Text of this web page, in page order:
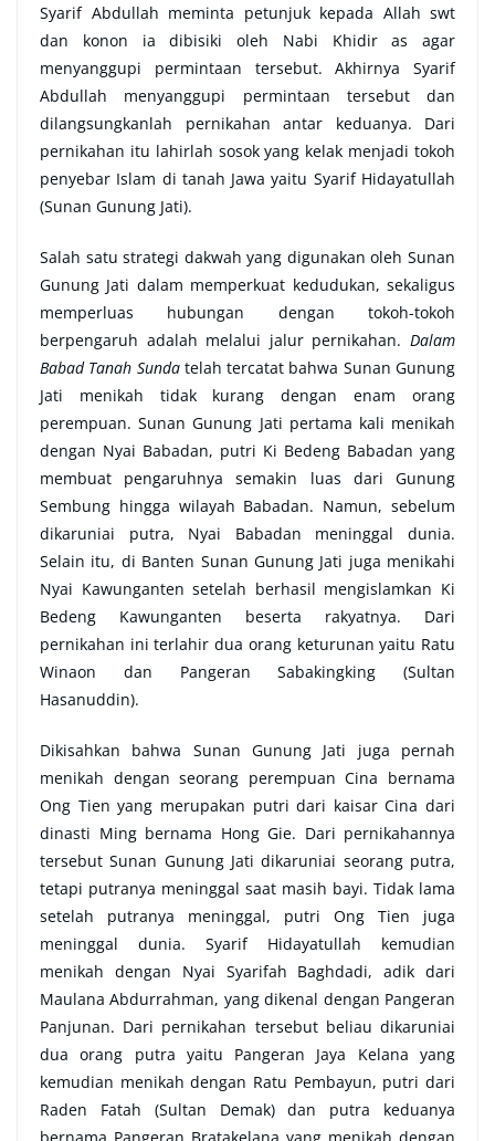
Syarif Abdullah meminta petunjuk kepada Allah swt
dan konon ia dibisiki oleh Nabi Khidir as agar
menyanggupi permintaan tersebut. Akhirnya Syarif
Abdullah menyanggupi permintaan tersebut dan
dilangsungkanlah pernikahan antar keduanya. Dari
pernikahan itu lahirlah sosok yang kelak menjadi tokoh
penyebar Islam di tanah Jawa yaitu Syarif Hidayatullah
(Sunan Gunung Jati).
Salah satu strategi dakwah yang digunakan oleh Sunan
Gunung Jati dalam memperkuat kedudukan, sekaligus
memperluas hubungan dengan tokoh-tokoh
berpengaruh adalah melalui jalur pernikahan. Dalam
Babad Tanah Sundatelah tercatat bahwa Sunan Gunung
Jati menikah tidak kurang dengan enam orang
perempuan. Sunan Gunung Jati pertama kali menikah
dengan Nyai Babadan, putri Ki Bedeng Babadan yang
membuat pengaruhnya semakin luas dari Gunung
Sembung hingga wilayah Babadan. Namun, sebelum
dikaruniai putra, Nyai Babadan meninggal dunia.
Selain itu, di Banten Sunan Gunung Jati juga menikahi
Nyai Kawunganten setelah berhasil mengislamkan Ki
Bedeng Kawunganten beserta rakyatnya. Dari
pernikahan ini terlahir dua orang keturunan yaitu Ratu
Winaon dan Pangeran Sabakingking (Sultan
Hasanuddin).
Dikisahkan bahwa Sunan Gunung Jati juga pernah
menikah dengan seorang perempuan Cina bernama
Ong Tien yang merupakan putri dari kaisar Cina dari
dinasti Ming bernama Hong Gie. Dari pernikahannya
tersebut Sunan Gunung Jati dikaruniai seorang putra,
tetapi putranya meninggal saat masih bayi. Tidak lama
setelah putranya meninggal, putri Ong Tien juga
meninggal dunia. Syarif Hidayatullah kemudian
menikah dengan Nyai Syarifah Baghdadi, adik dari
Maulana Abdurrahman, yang dikenal dengan Pangeran
Panjunan. Dari pernikahan tersebut beliau dikaruniai
dua orang putra yaitu Pangeran Jaya Kelana yang
kemudian menikah dengan Ratu Pembayun, putri dari
Raden Fatah (Sultan Demak) dan putra keduanya
bernama Pangeran Bratakelana yang menikah dengan